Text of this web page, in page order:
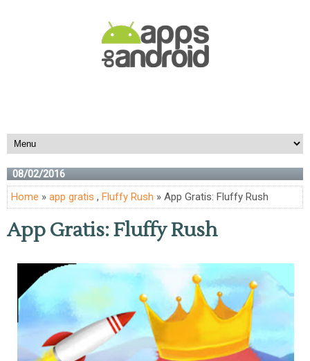
08/02/2016
Home » app gratis , Fluffy Rush » App Gratis: Fluffy Rush
App Gratis: Fluffy Rush